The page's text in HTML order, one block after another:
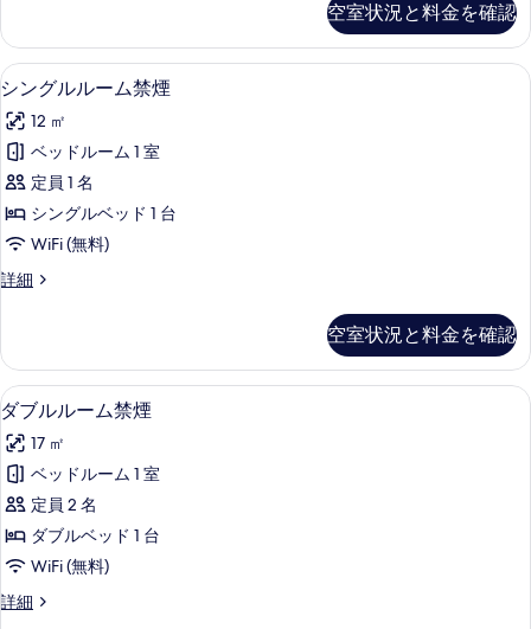
る
ル
サ
イ
ズ
ベ
ッ
ド
2
台
可
の
す
べ
て
の
写
真
を
ー
ム
シ
グ
ル
サ
イ
ズ
ベ
ッ
ド
煙
可
の
詳
細
空室状況と料金を確認
シ
ン
グ
ル
ル
ー
禁
の
す
べ
て
の
写
真
を
表
5
シングルルーム禁煙
12 ㎡
ベッドルーム 1 室
定員 1 名
シングルベッド 1 台
WiFi (無料)
詳細
シ
ル
ー
ム
禁
煙
の
詳
細
空室状況と料金を確認
ダ
ブ
ル
ル
ー
ム
煙
5
ダブルルーム禁煙
17 ㎡
ベッドルーム 1 室
定員 2 名
ダブルベッド 1 台
WiFi (無料)
詳細
ダ